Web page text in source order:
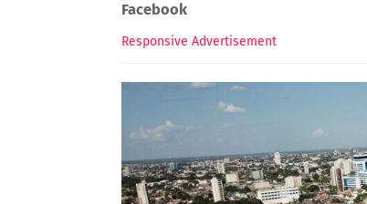
Facebook
Responsive Advertisement